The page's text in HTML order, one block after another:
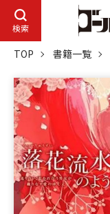
検索
TOP 書籍一覧